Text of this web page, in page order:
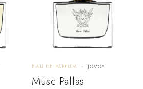
EAU DE PARFUM JOVOY
Musc Pallas